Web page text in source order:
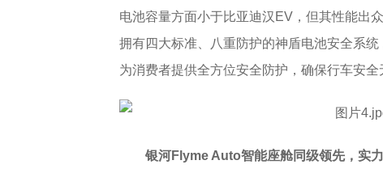
电池容量方面小于比亚迪汉EV，但其性能出
拥有四大标准、八重防护的神盾电池安全系
为消费者提供全方位安全防护，确保行车安全
银河Flyme Auto智能座舱同级领先，实